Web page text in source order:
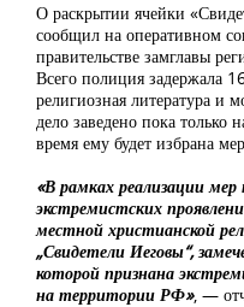
О раскрытии ячейки
сообщил на оперативном
правительстве замглавы
Всего полиция задержала
религиозная литература и
дело заведено пока
время ему будет избрана
«В рамках реализации
экстремистских
местной христианской
„Свидетели Иеговы“,
которой признана
на территории РФ», —